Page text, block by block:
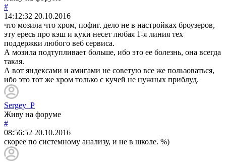
#
14:12:32 20.10.2016
что мозила что хром, пофиг. дело не в настройках броузеров,
эту ересь про кэш и куки несет любая 1-я линия тех
поддержки любого веб сервиса.
А мозила подтупливает больше, ибо это ее болезнь, она всегда
такая.
А вот яндексами и амигами не советую все же пользоваться,
ибо это тот же хром только с кучей не нужных приблуд.
Sergey_P
Живу на форуме
#
08:56:52 20.10.2016
скорее по системному анализу, и не в школе. %)